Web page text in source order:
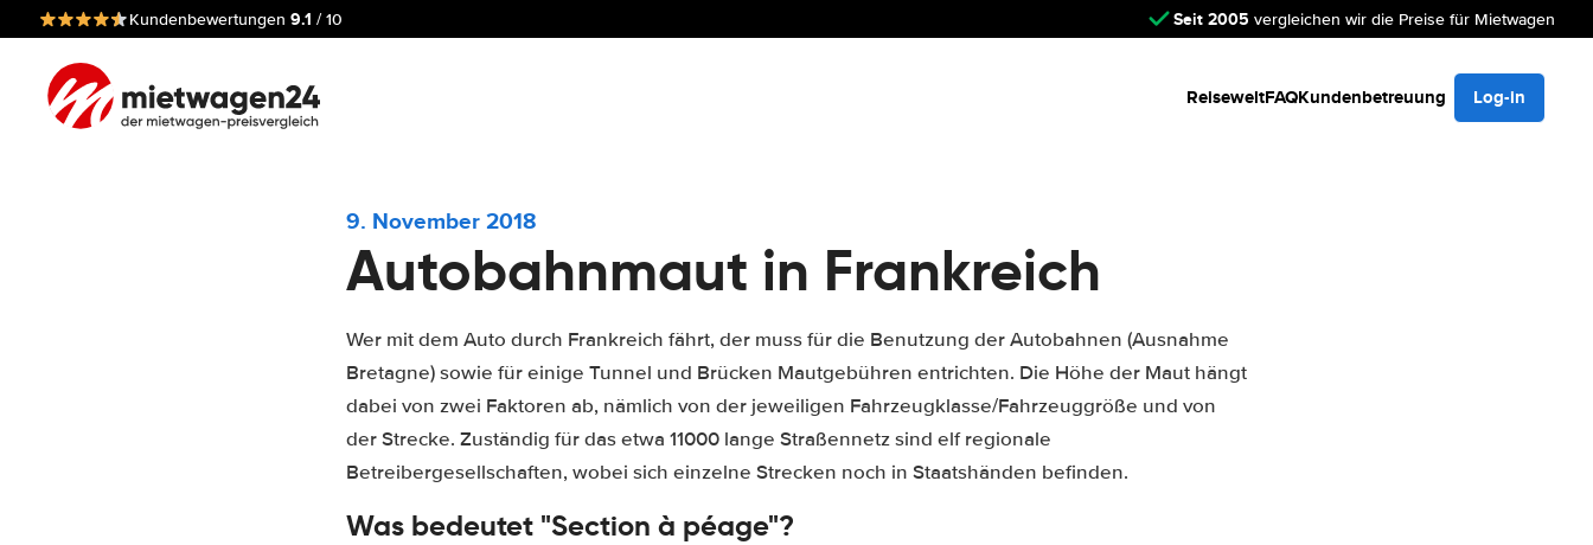
Kundenbewertungen 9.1 / 10 Seit 2005 vergleichen wir die Preise für Mietwagen
ReiseweltFAQKundenbetreuung Log-in
9. November 2018
Autobahnmaut in Frankreich
Wer mit dem Auto durch Frankreich fährt, der muss für die Benutzung der Autobahnen (Ausnahme
Bretagne) sowie für einige Tunnel und Brücken Mautgebühren entrichten. Die Höhe der Maut hängt
dabei von zwei Faktoren ab, nämlich von der jeweiligen Fahrzeugklasse/Fahrzeuggröße und von
der Strecke. Zuständig für das etwa 11000 lange Straßennetz sind elf regionale
Betreibergesellschaften, wobei sich einzelne Strecken noch in Staatshänden befinden.
Was bedeutet "Section à péage"?